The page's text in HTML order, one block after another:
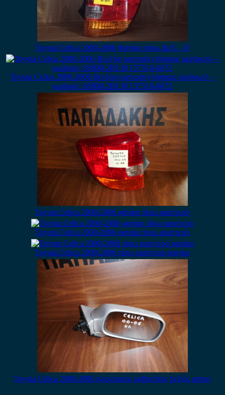
Toyota Celica 2000-2006 Φανάρι πίσω Δεξί – Ο
Toyota Celica 2000-2006 Βενζίνη καντράν (πίνακας οργάνων) –
κωδικός: 83800-2B130 157510-0672
Toyota Celica 2000-2006 φανάρι πίσω αριστερό
Toyota Celica 2000-2006 φανάρι πίσω αριστερό
Toyota Celica 2000-2006 πίσω αριστερό φανάρι
Toyota Celica 2000-2006 ηλεκτρικός καθρέπτης δεξιός ασημί